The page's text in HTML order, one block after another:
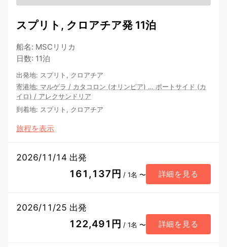
スプリト, クロアチア発 11泊
船名: MSCリリカ
日数: 11泊
出発地: スプリト, クロアチア
寄港地: マルゲラ / カタコロン (オリンピア) … ポートサイド (カ
イロ) / アレクサンドリア
到着地: スプリト, クロアチア
旅程を表示
2026/11/14 出発
161,137円 / 1名 〜 詳細を見る
2026/11/25 出発
122,491円 / 1名 〜 詳細を見る